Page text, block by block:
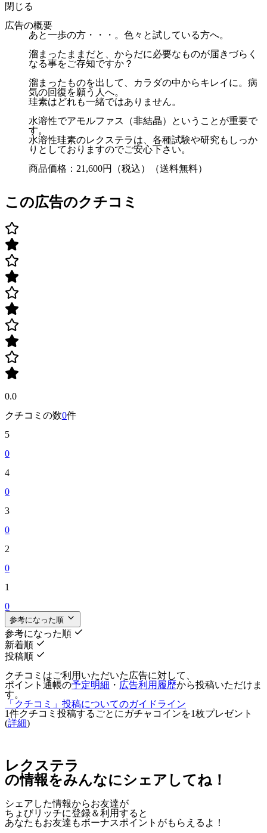
閉じる
広告の概要
あと一歩の方・・・。色々と試している方へ。
溜まったままだと、からだに必要なものが届きづらく
なる事をご存知ですか？
溜まったものを出して、カラダの中からキレイに。病
気の回復を願う人へ。
珪素はどれも一緒ではありません。
水溶性でアモルファス（非結晶）ということが重要で
す。
水溶性珪素のレクステラは、各種試験や研究もしっか
りとしておりますのでご安心下さい。
商品価格：21,600円（税込）（送料無料）
この広告のクチコミ
0.0
クチコミの数0件
5
0
4
0
3
0
2
0
1
0
参考になった順
参考になった順
新着順
投稿順
クチコミはご利用いただいた広告に対して、
ポイント通帳の予定明細 ・ 広告利用履歴から投稿いただけま
す。
「クチコミ」投稿についてのガイドライン
1件クチコミ投稿するごとに ガチャコインを1枚プレゼント
(詳細)
レクステラ
の情報をみんなにシェアしてね！
シェアした情報からお友達が
ちょびリッチに登録＆利用すると
あなたもお友達もボーナスポイント がもらえるよ！